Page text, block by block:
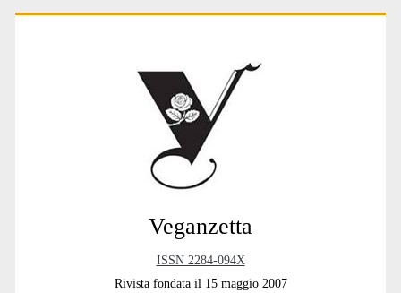
Primary
Veganzetta
ISSN 2284-094X
Rivista fondata il 15 maggio 2007